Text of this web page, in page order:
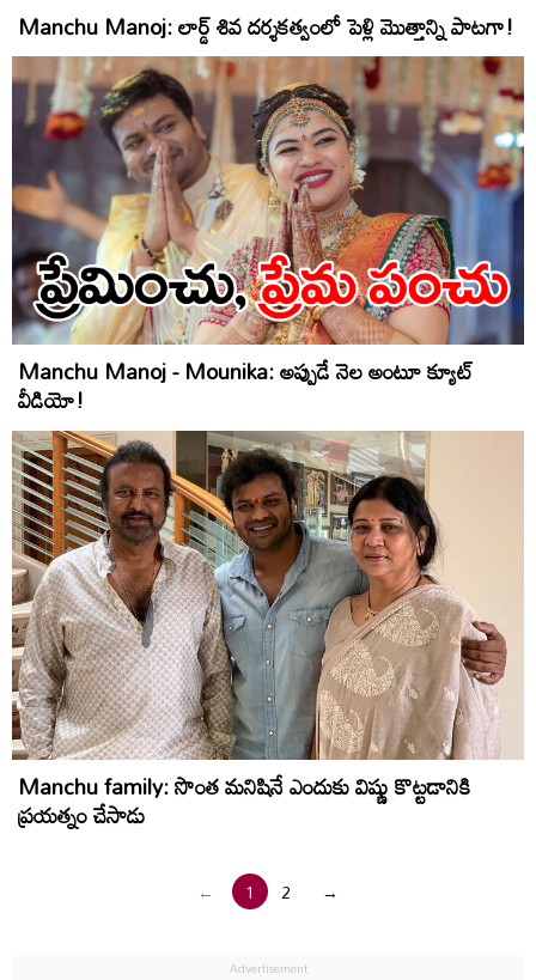
Manchu Manoj: లార్డ్‌ శివ దర్శకత్వంలో పెళ్లి మొత్తాన్ని పాటగా!
Manchu Manoj - Mounika: అప్పుడే నెల అంటూ క్యూట్‌
వీడియో!
Manchu family: సొంత మనిషినే ఎందుకు విష్ణు కొట్టడానికి
ప్రయత్నం చేసాడు
← 1 2 →